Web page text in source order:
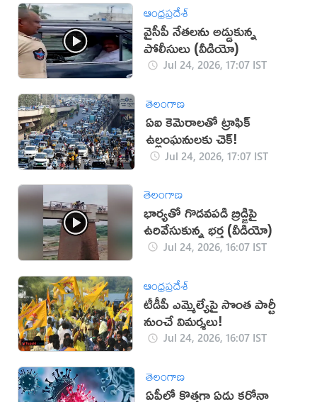
ఆంధ్రప్రదేశ్
వైసీపీ నేతలను అడ్డుకున్న
పోలీసులు (వీడియో)
Jul 24, 2026, 17:07 IST
తెలంగాణ
ఏఐ కెమెరాలతో ట్రాఫిక్
ఉల్లంఘనులకు చెక్!
Jul 24, 2026, 17:07 IST
తెలంగాణ
భార్యతో గొడవపడి బ్రిడ్జిపై
ఉరివేసుకున్న భర్త (వీడియో)
Jul 24, 2026, 16:07 IST
ఆంధ్రప్రదేశ్
టీడీపీ ఎమ్మెల్యేపై సొంత పార్టీ
నుంచే విమర్శలు!
Jul 24, 2026, 16:07 IST
తెలంగాణ
ఏపీలో కొత్తగా ఏడు కరోనా